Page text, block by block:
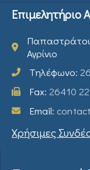
Επιμελητήριο
Αγρίνιο
Τηλέφωνο:
Fax: 26410
Email:
Χρήσιμες